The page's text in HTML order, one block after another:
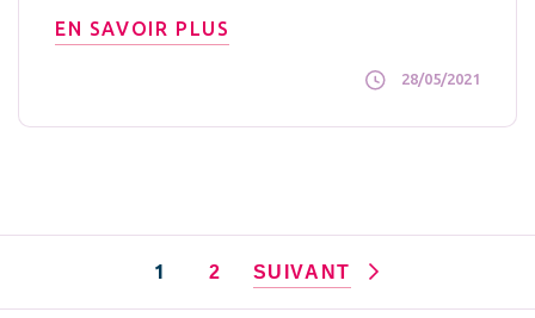
EN SAVOIR PLUS
28/05/2021
1 2 SUIVANT